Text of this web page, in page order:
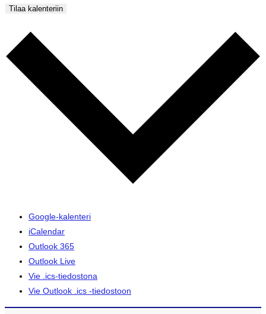
Tilaa kalenteriin
Google-kalenteri
iCalendar
Outlook 365
Outlook Live
Vie .ics-tiedostona
Vie Outlook .ics -tiedostoon